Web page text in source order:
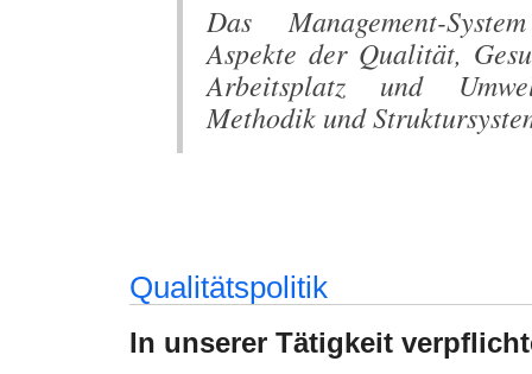
Das Management-
Aspekte der Qualität,
Arbeitsplatz und
Methodik und
Qualitätspolitik
In unserer Tätigkeit